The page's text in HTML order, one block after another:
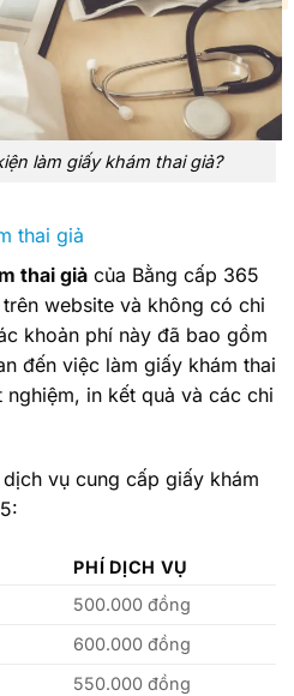
làm giấy khám thai giả?
thai giả
thai giả của Bằng cấp 365
website và không có chi
khoản phí này đã bao gồm
đến việc làm giấy khám thai
in kết quả và các chi
vụ cung cấp giấy khám
PHÍ DỊCH VỤ
500.000 đồng
600.000 đồng
550.000 đồng